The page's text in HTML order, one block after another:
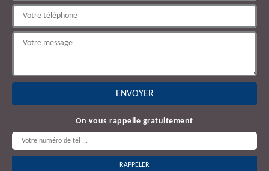
On vous rappelle gratuitement